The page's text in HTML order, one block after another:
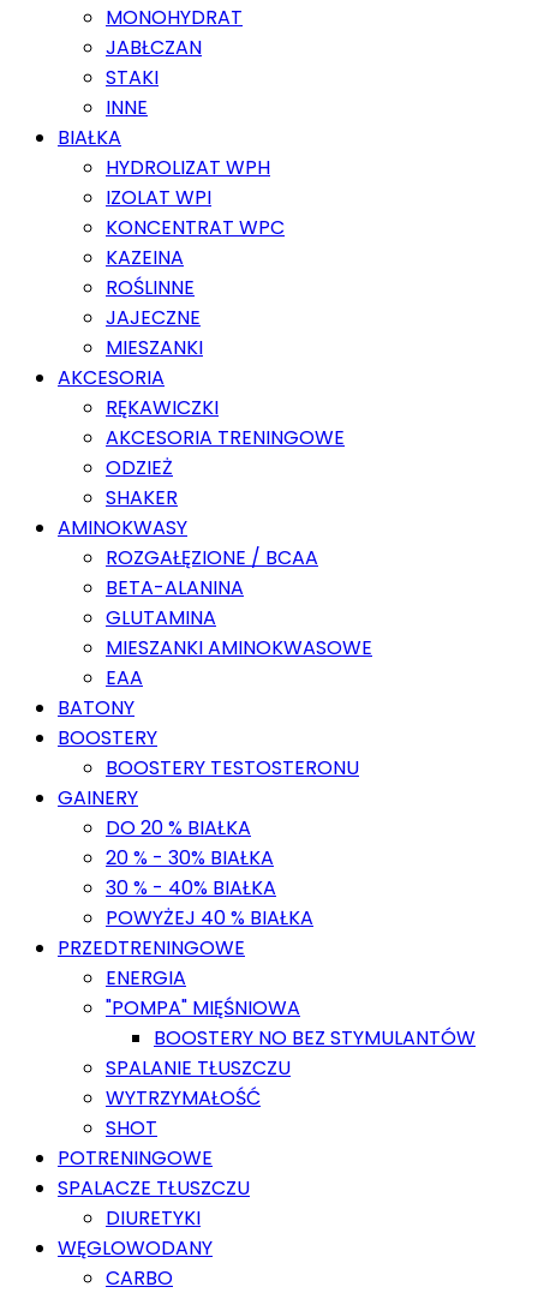
MONOHYDRAT
JABŁCZAN
STAKI
INNE
BIAŁKA
HYDROLIZAT WPH
IZOLAT WPI
KONCENTRAT WPC
KAZEINA
ROŚLINNE
JAJECZNE
MIESZANKI
AKCESORIA
RĘKAWICZKI
AKCESORIA TRENINGOWE
ODZIEŻ
SHAKER
AMINOKWASY
ROZGAŁĘZIONE / BCAA
BETA-ALANINA
GLUTAMINA
MIESZANKI AMINOKWASOWE
EAA
BATONY
BOOSTERY
BOOSTERY TESTOSTERONU
GAINERY
DO 20 % BIAŁKA
20 % - 30% BIAŁKA
30 % - 40% BIAŁKA
POWYŻEJ 40 % BIAŁKA
PRZEDTRENINGOWE
ENERGIA
"POMPA" MIĘŚNIOWA
BOOSTERY NO BEZ STYMULANTÓW
SPALANIE TŁUSZCZU
WYTRZYMAŁOŚĆ
SHOT
POTRENINGOWE
SPALACZE TŁUSZCZU
DIURETYKI
WĘGLOWODANY
CARBO